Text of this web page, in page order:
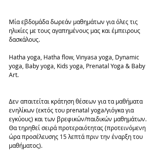
Μία εβδομάδα δωρεάν μαθημάτων για όλες τις
ηλικίες με τους αγαπημένους μας και έμπειρους
δασκάλους.
Hatha yoga, Hatha flow, Vinyasa yoga, Dynamic
yoga, Baby yoga, Kids yoga, Prenatal Yoga & Baby
Art.
Δεν απαιτείται κράτηση θέσεων για τα μαθήματα
ενηλίκων (εκτός του prenatal yoga/γιόγκα για
εγκύους) και των βρεφικών/παιδικών μαθημάτων.
Θα τηρηθεί σειρά προτεραιότητας (προτεινόμενη
ώρα προσέλευσης 15 λεπτά πριν την έναρξη του
μαθήματος).